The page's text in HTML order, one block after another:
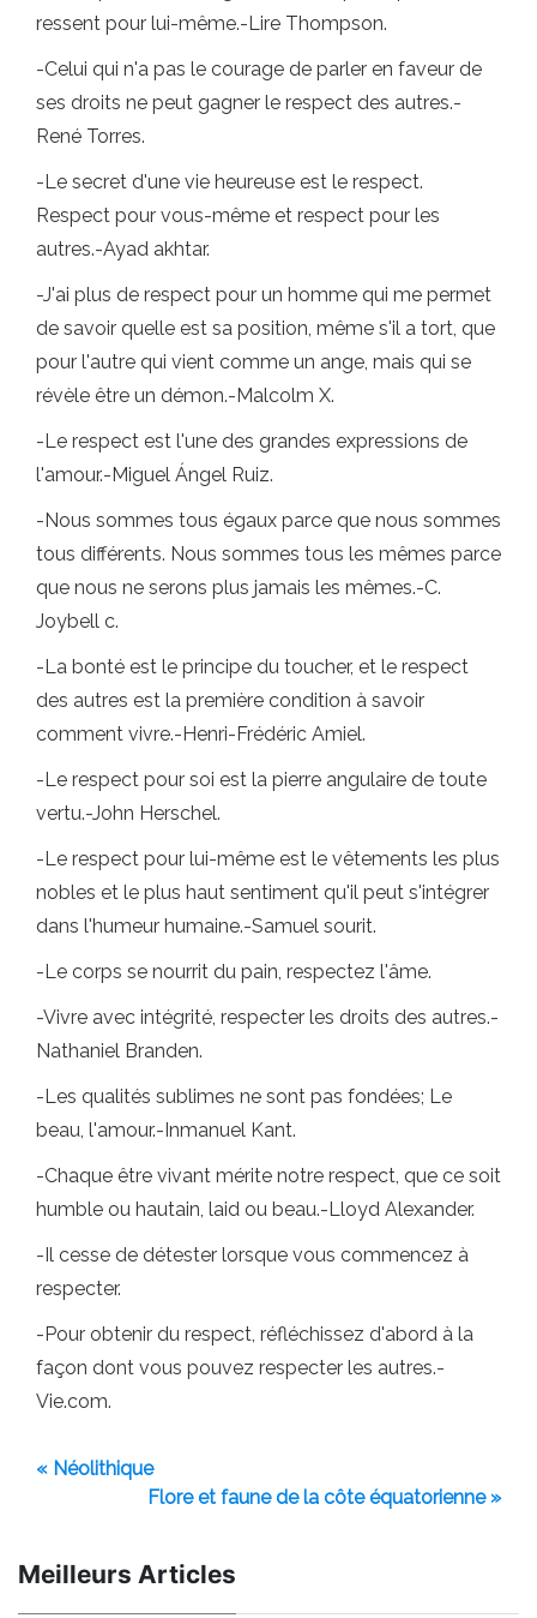
ressent pour lui-même.-Lire Thompson.
-Celui qui n'a pas le courage de parler en faveur de
ses droits ne peut gagner le respect des autres.-
René Torres.
-Le secret d'une vie heureuse est le respect.
Respect pour vous-même et respect pour les
autres.-Ayad akhtar.
-J'ai plus de respect pour un homme qui me permet
de savoir quelle est sa position, même s'il a tort, que
pour l'autre qui vient comme un ange, mais qui se
révèle être un démon.-Malcolm X.
-Le respect est l'une des grandes expressions de
l'amour.-Miguel Ángel Ruiz.
-Nous sommes tous égaux parce que nous sommes
tous différents. Nous sommes tous les mêmes parce
que nous ne serons plus jamais les mêmes.-C.
Joybell c.
-La bonté est le principe du toucher, et le respect
des autres est la première condition à savoir
comment vivre.-Henri-Frédéric Amiel.
-Le respect pour soi est la pierre angulaire de toute
vertu.-John Herschel.
-Le respect pour lui-même est le vêtements les plus
nobles et le plus haut sentiment qu'il peut s'intégrer
dans l'humeur humaine.-Samuel sourit.
-Le corps se nourrit du pain, respectez l'âme.
-Vivre avec intégrité, respecter les droits des autres.-
Nathaniel Branden.
-Les qualités sublimes ne sont pas fondées; Le
beau, l'amour.-Inmanuel Kant.
-Chaque être vivant mérite notre respect, que ce soit
humble ou hautain, laid ou beau.-Lloyd Alexander.
-Il cesse de détester lorsque vous commencez à
respecter.
-Pour obtenir du respect, réfléchissez d'abord à la
façon dont vous pouvez respecter les autres.-
Vie.com.
« Néolithique
Flore et faune de la côte équatorienne »
Meilleurs Articles